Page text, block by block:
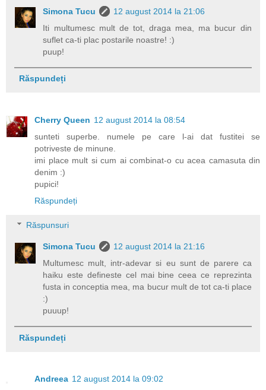
Simona Tucu
12 august 2014 la 21:06
Iti multumesc mult de tot, draga mea, ma bucur din
suflet ca-ti plac postarile noastre! :)
puup!
Răspundeți
Cherry Queen 12 august 2014 la 08:54
sunteti superbe. numele pe care l-ai dat fustitei se
potriveste de minune.
imi place mult si cum ai combinat-o cu acea camasuta din
denim :)
pupici!
Răspundeți
Răspunsuri
Simona Tucu
12 august 2014 la 21:16
Multumesc mult, intr-adevar si eu sunt de parere ca
haiku este defineste cel mai bine ceea ce reprezinta
fusta in conceptia mea, ma bucur mult de tot ca-ti place
:)
puuup!
Răspundeți
Andreea 12 august 2014 la 09:02